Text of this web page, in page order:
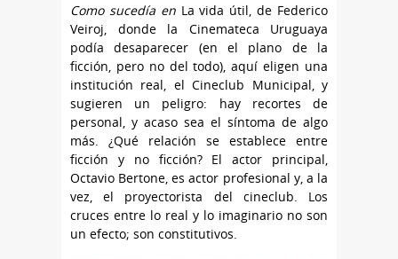
Como sucedía en La vida útil, de Federico
Veiroj, donde la Cinemateca Uruguaya
podía desaparecer (en el plano de la
ficción, pero no del todo), aquí eligen una
institución real, el Cineclub Municipal, y
sugieren un peligro: hay recortes de
personal, y acaso sea el síntoma de algo
más. ¿Qué relación se establece entre
ficción y no ficción? El actor principal,
Octavio Bertone, es actor profesional y, a la
vez, el proyectorista del cineclub. Los
cruces entre lo real y lo imaginario no son
un efecto; son constitutivos.